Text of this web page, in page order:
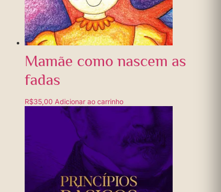
Mamãe como nascem as
fadas
R$35,00 Adicionar ao carrinho